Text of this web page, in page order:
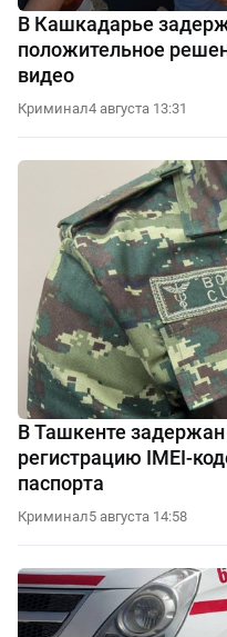
В Кашкадарье
положительное
видео
Криминал4 августа 13:31
В Ташкенте
регистрацию IMEI-
паспорта
Криминал5 августа 14:58